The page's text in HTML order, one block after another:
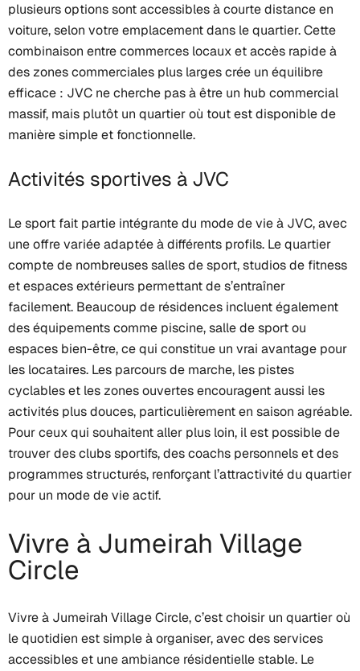
plusieurs options sont accessibles à courte distance en
voiture, selon votre emplacement dans le quartier. Cette
combinaison entre commerces locaux et accès rapide à
des zones commerciales plus larges crée un équilibre
efficace : JVC ne cherche pas à être un hub commercial
massif, mais plutôt un quartier où tout est disponible de
manière simple et fonctionnelle.
Activités sportives à JVC
Le sport fait partie intégrante du mode de vie à JVC, avec
une offre variée adaptée à différents profils. Le quartier
compte de nombreuses salles de sport, studios de fitness
et espaces extérieurs permettant de s’entraîner
facilement. Beaucoup de résidences incluent également
des équipements comme piscine, salle de sport ou
espaces bien-être, ce qui constitue un vrai avantage pour
les locataires. Les parcours de marche, les pistes
cyclables et les zones ouvertes encouragent aussi les
activités plus douces, particulièrement en saison agréable.
Pour ceux qui souhaitent aller plus loin, il est possible de
trouver des clubs sportifs, des coachs personnels et des
programmes structurés, renforçant l’attractivité du quartier
pour un mode de vie actif.
Vivre à Jumeirah Village
Circle
Vivre à Jumeirah Village Circle, c’est choisir un quartier où
le quotidien est simple à organiser, avec des services
accessibles et une ambiance résidentielle stable. Le